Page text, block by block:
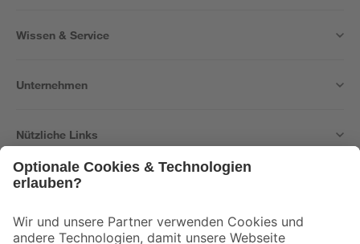
Wissen & Service
Unternehmen
Nützliche Links
Der toom Newsletter: Keine Angebote und Aktionen mehr verpassen!